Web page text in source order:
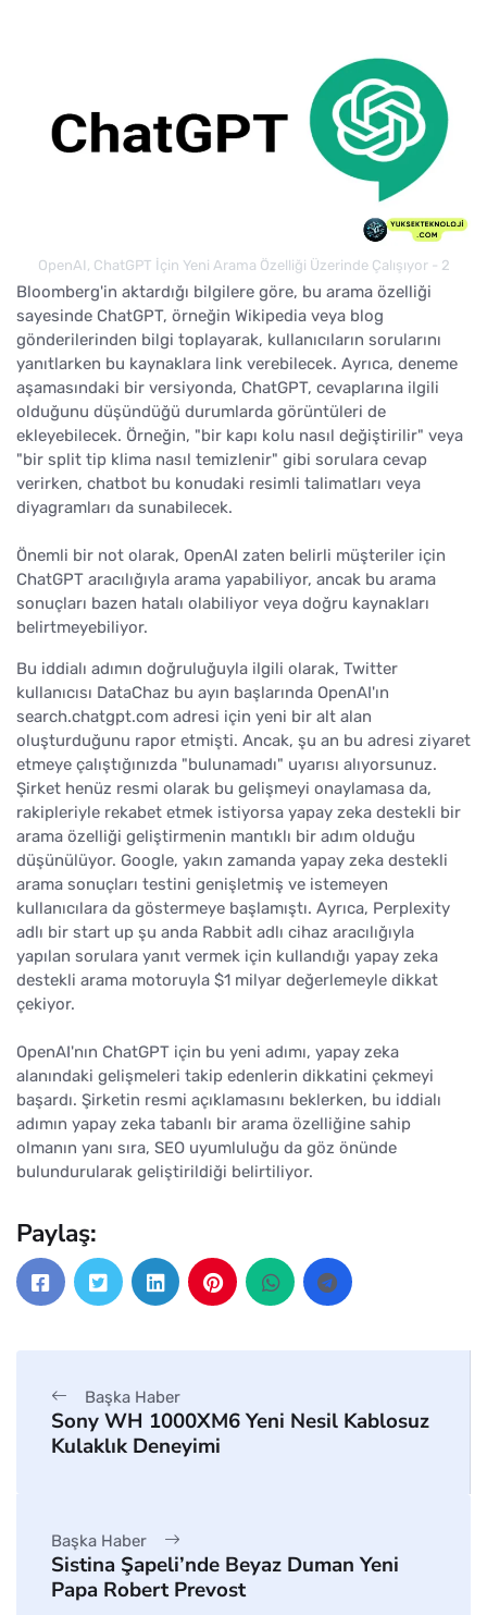
OpenAI, ChatGPT İçin Yeni Arama Özelliği Üzerinde Çalışıyor - 2
Bloomberg'in aktardığı bilgilere göre, bu arama özelliği
sayesinde ChatGPT, örneğin Wikipedia veya blog
gönderilerinden bilgi toplayarak, kullanıcıların sorularını
yanıtlarken bu kaynaklara link verebilecek. Ayrıca, deneme
aşamasındaki bir versiyonda, ChatGPT, cevaplarına ilgili
olduğunu düşündüğü durumlarda görüntüleri de
ekleyebilecek. Örneğin, "bir kapı kolu nasıl değiştirilir" veya
"bir split tip klima nasıl temizlenir" gibi sorulara cevap
verirken, chatbot bu konudaki resimli talimatları veya
diyagramları da sunabilecek.
Önemli bir not olarak, OpenAI zaten belirli müşteriler için
ChatGPT aracılığıyla arama yapabiliyor, ancak bu arama
sonuçları bazen hatalı olabiliyor veya doğru kaynakları
belirtmeyebiliyor.
Bu iddialı adımın doğruluğuyla ilgili olarak, Twitter
kullanıcısı DataChaz bu ayın başlarında OpenAI'ın
search.chatgpt.com adresi için yeni bir alt alan
oluşturduğunu rapor etmişti. Ancak, şu an bu adresi ziyaret
etmeye çalıştığınızda "bulunamadı" uyarısı alıyorsunuz.
Şirket henüz resmi olarak bu gelişmeyi onaylamasa da,
rakipleriyle rekabet etmek istiyorsa yapay zeka destekli bir
arama özelliği geliştirmenin mantıklı bir adım olduğu
düşünülüyor. Google, yakın zamanda yapay zeka destekli
arama sonuçları testini genişletmiş ve istemeyen
kullanıcılara da göstermeye başlamıştı. Ayrıca, Perplexity
adlı bir start up şu anda Rabbit adlı cihaz aracılığıyla
yapılan sorulara yanıt vermek için kullandığı yapay zeka
destekli arama motoruyla $1 milyar değerlemeyle dikkat
çekiyor.
OpenAI'nın ChatGPT için bu yeni adımı, yapay zeka
alanındaki gelişmeleri takip edenlerin dikkatini çekmeyi
başardı. Şirketin resmi açıklamasını beklerken, bu iddialı
adımın yapay zeka tabanlı bir arama özelliğine sahip
olmanın yanı sıra, SEO uyumluluğu da göz önünde
bulundurularak geliştirildiği belirtiliyor.
Paylaş:
Başka Haber
Sony WH 1000XM6 Yeni Nesil Kablosuz
Kulaklık Deneyimi
Başka Haber
Sistina Şapeli’nde Beyaz Duman Yeni
Papa Robert Prevost